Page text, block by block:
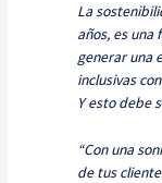
La
años, es una
generar una
inclusivas
Y esto debe
“Con una
de tus